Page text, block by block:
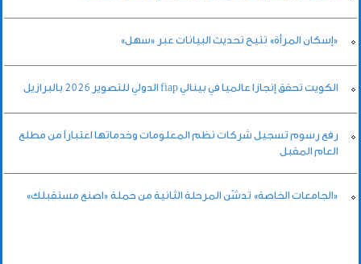
«إسكان المرأة» تتيح تحديث البيانات عبر «سهل»
الكويت تحقق إنجازا عالميا في بينالي fiap الدولي للتصوير 2026 بالبرازيل
رفع رسوم تسجيل شركات نظم المعلومات وخدماتها اعتباراً من مطلع
العام المقبل
«الجامعات الخاصة» تدشّن المرحلة الثانية من حملة «اصنع مستقبلك»